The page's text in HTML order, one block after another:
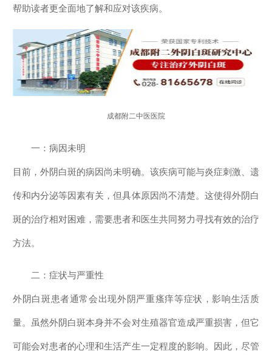
帮助读者更全面地了解和应对该疾病。
成都附二中医医院
一：病因未明
目前，外阴白斑的病因尚未明确。该疾病可能与炎症刺激、遗
传和内分泌等因素有关，但具体原因尚不清楚。这使得外阴白
斑的治疗相对困难，需要患者和医生共同努力寻找有效的治疗
方法。
二：症状与严重性
外阴白斑患者通常会出现外阴严重瘙痒等症状，影响生活质
量。虽然外阴白斑本身并不会对生殖器官造成严重损害，但它
可能会对患者的心理和生活产生一定程度的影响。因此，尽管